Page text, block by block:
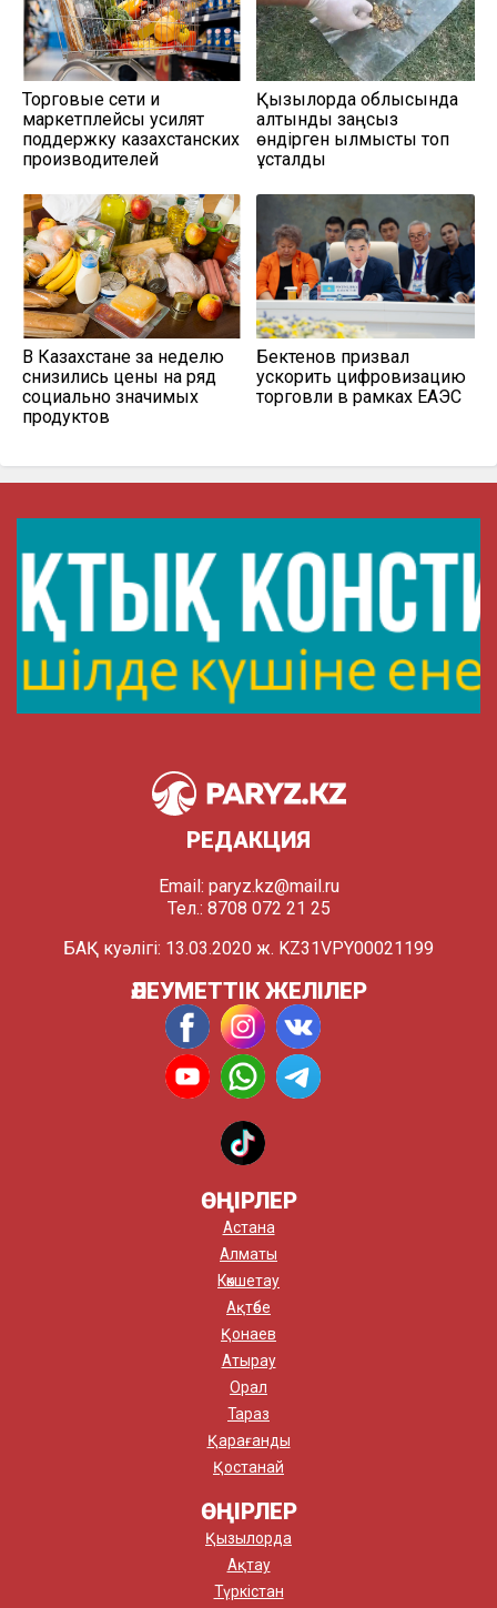
Торговые сети и
маркетплейсы усилят
поддержку казахстанских
производителей
Қызылорда облысында
алтынды заңсыз
өндірген қылмыстық топ
ұсталды
В Казахстане за неделю
снизились цены на ряд
социально значимых
продуктов
Бектенов призвал
ускорить цифровизацию
торговли в рамках ЕАЭС
РЕДАКЦИЯ
Email: paryz.kz@mail.ru
Тел.: 8708 072 21 25
БАҚ куәлігі: 13.03.2020 ж. KZ31VPY00021199
ӘЛЕУМЕТТІК ЖЕЛІЛЕР
ӨҢІРЛЕР
Астана
Алматы
Көкшетау
Ақтөбе
Қонаев
Атырау
Орал
Тараз
Қарағанды
Қостанай
ӨҢІРЛЕР
Қызылорда
Ақтау
Түркістан